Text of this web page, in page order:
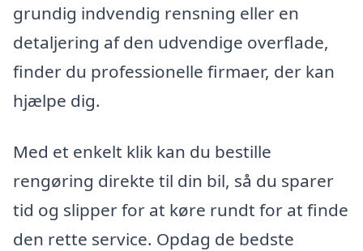
grundig indvendig rensning eller en
detaljering af den udvendige overflade,
finder du professionelle firmaer, der kan
hjælpe dig.
Med et enkelt klik kan du bestille
rengøring direkte til din bil, så du sparer
tid og slipper for at køre rundt for at finde
den rette service. Opdag de bedste